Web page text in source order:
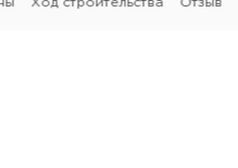
Ход строительства Отзывы